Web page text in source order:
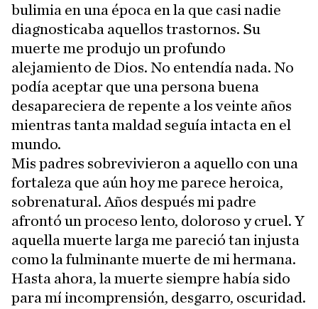
bulimia en una época en la que casi nadie
diagnosticaba aquellos trastornos. Su
muerte me produjo un profundo
alejamiento de Dios. No entendía nada. No
podía aceptar que una persona buena
desapareciera de repente a los veinte años
mientras tanta maldad seguía intacta en el
mundo.
Mis padres sobrevivieron a aquello con una
fortaleza que aún hoy me parece heroica,
sobrenatural. Años después mi padre
afrontó un proceso lento, doloroso y cruel. Y
aquella muerte larga me pareció tan injusta
como la fulminante muerte de mi hermana.
Hasta ahora, la muerte siempre había sido
para mí incomprensión, desgarro, oscuridad.